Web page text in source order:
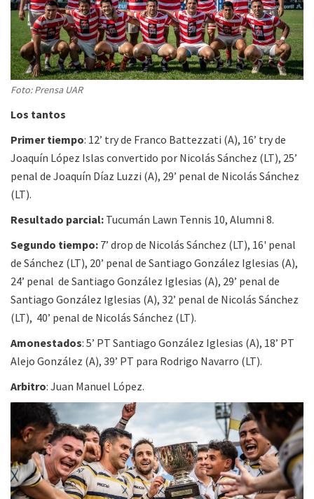
Foto: Prensa UAR
Los tantos
Primer tiempo: 12’ try de Franco Battezzati (A), 16’ try de
Joaquín López Islas convertido por Nicolás Sánchez (LT), 25’
penal de Joaquín Díaz Luzzi (A), 29’ penal de Nicolás Sánchez
(LT).
Resultado parcial: Tucumán Lawn Tennis 10, Alumni 8.
Segundo tiempo: 7’ drop de Nicolás Sánchez (LT), 16' penal
de Sánchez (LT), 20’ penal de Santiago González Iglesias (A),
24’ penal de Santiago González Iglesias (A), 29’ penal de
Santiago González Iglesias (A), 32’ penal de Nicolás Sánchez
(LT), 40’ penal de Nicolás Sánchez (LT).
Amonestados: 5’ PT Santiago González Iglesias (A), 18’ PT
Alejo González (A), 39’ PT para Rodrigo Navarro (LT).
Arbitro: Juan Manuel López.